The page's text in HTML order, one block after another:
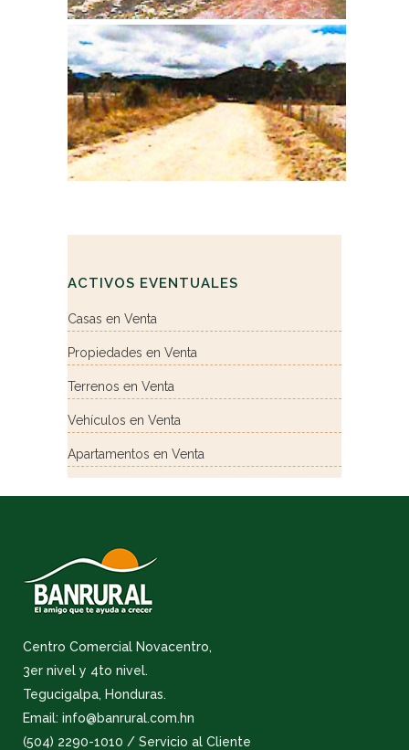
ACTIVOS EVENTUALES
Casas en Venta
Propiedades en Venta
Terrenos en Venta
Vehículos en Venta
Apartamentos en Venta
Centro Comercial Novacentro,
3er nivel y 4to nivel.
Tegucigalpa, Honduras.
Email: info@banrural.com.hn
(504) 2290-1010 / Servicio al Cliente